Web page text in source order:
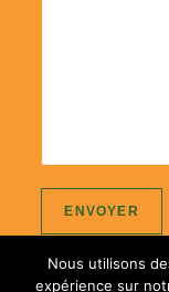
Nous utilisons
expérience sur